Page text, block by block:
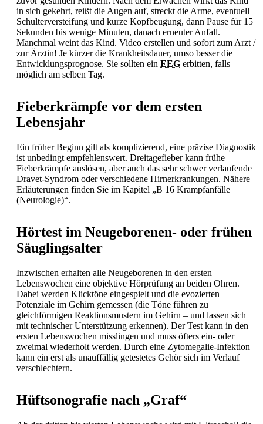
in sich gekehrt, reißt die Augen auf, streckt die Arme, eventuell
Schulterversteifung und kurze Kopfbeugung, dann Pause für 15
Sekunden bis wenige Minuten, danach erneuterAnfall.
Manchmal weint das Kind. Video erstellen und sofort zum Arzt /
zur Ärztin! Je kürzer die Krankheitsdauer, umso besser die
Entwicklungsprognose. Sie sollten ein EEG erbitten, falls
möglich am selben Tag.
Fieberkrämpfe vor dem ersten
Lebensjahr
Ein früher Beginn gilt als komplizierend, eine präzise Diagnostik
ist unbedingt empfehlenswert. Dreitagefieber kann frühe
Fieberkrämpfe auslösen, aber auch das sehr schwer verlaufende
Dravet-Syndrom oder verschiedene Hirnerkrankungen. Nähere
Erläuterungen finden Sie im Kapitel „B 16 Krampfanfälle
(Neurologie)“.
Hörtest im Neugeborenen- oder frühen
Säuglingsalter
Inzwischen erhalten alle Neugeborenen in den ersten
Lebenswochen eine objektive Hörprüfung an beiden Ohren.
Dabei werden Klicktöne eingespielt und die evozierten
Potenziale im Gehirn gemessen (die Töne führen zu
gleichförmigen Reaktionsmustern im Gehirn – und lassen sich
mit technischer Unterstützung erkennen). Der Test kann in den
ersten Lebenswochen misslingen und muss öfters ein- oder
zweimal wiederholt werden. Durch eine Zytomegalie-Infektion
kann ein erst als unauffällig getestetes Gehör sich im Verlauf
verschlechtern.
Hüftsonografie nach „Graf“